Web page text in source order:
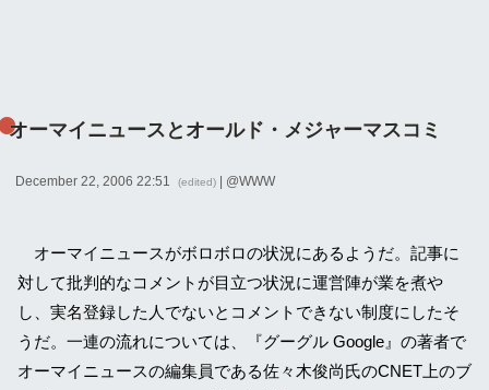
オーマイニュースとオールド・メジャーマスコミ
December 22, 2006 22:51 (edited) | @WWW
オーマイニュースがボロボロの状況にあるようだ。記事に
対して批判的なコメントが目立つ状況に運営陣が業を煮や
し、実名登録した人でないとコメントできない制度にしたそ
うだ。一連の流れについては、『グーグル Google』の著者で
オーマイニュースの編集員である佐々木俊尚氏のCNET上のブ